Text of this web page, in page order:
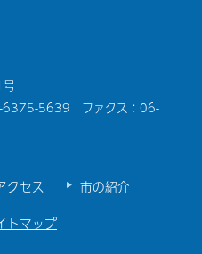
号
6375-5639 ファクス：06-
クセス
市の紹介
トマップ